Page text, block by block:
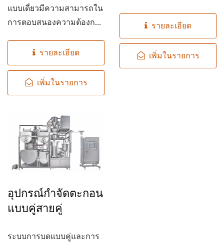
แบบเดี่ยวมีความสามารถใน
การตอบสนองความต้องการ
รายละเอียด
เพิ่มในรายการ
รายละเอียด
เพิ่มในรายการ
อุปกรณ์กำจัดตะกอน
แบบคู่สายคู่
ระบบการบดแบบคู่และการ